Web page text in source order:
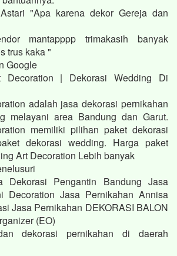
"Apa karena dekor Gereja dan
mantapppp trimakasih banyak
trus kaka "
Google
Decoration | Dekorasi Wedding Di
adalah jasa dekorasi pernikahan
melayani area Bandung dan Garut.
memiliki pilihan paket dekorasi
dekorasi wedding. Harga paket
Art Decoration Lebih banyak
Dekorasi Pengantin Bandung Jasa
Decoration Jasa Pernikahan Annisa
Jasa Pernikahan DEKORASI BALON
(EO)
dekorasi pernikahan di daerah